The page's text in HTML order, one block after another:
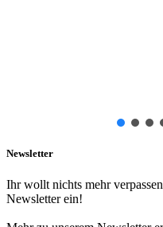
Newsletter
Ihr wollt nichts mehr
Newsletter ein!